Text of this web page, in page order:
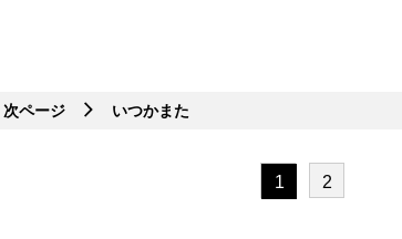
次ページ いつかまた
1 2